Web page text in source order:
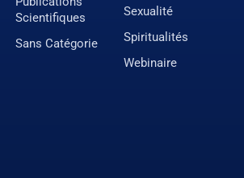
Scientifiques
Sans Catégorie
Sexualité
Spiritualités
Webinaire